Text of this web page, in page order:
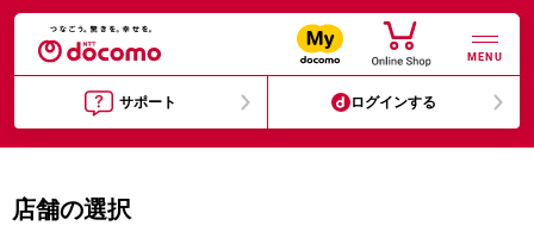
MENU
サポート ログインする
店舗の選択